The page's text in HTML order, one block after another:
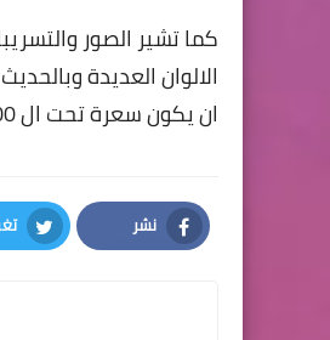
كما تشير الصور
ان يكون سعرة تحت ال 1000 دولار امريكي كما اعتدنا من تلك الفئة بكل تاكيد
نشر
Facebook